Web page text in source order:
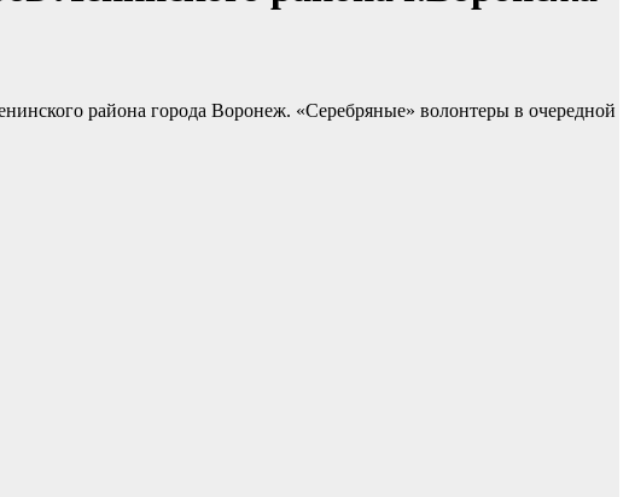
района города Воронеж. «Серебряные» волонтеры в очередной